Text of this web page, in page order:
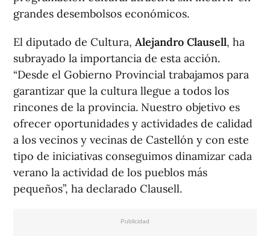
grandes desembolsos económicos.
El diputado de Cultura, Alejandro Clausell, ha
subrayado la importancia de esta acción.
“Desde el Gobierno Provincial trabajamos para
garantizar que la cultura llegue a todos los
rincones de la provincia. Nuestro objetivo es
ofrecer oportunidades y actividades de calidad
a los vecinos y vecinas de Castellón y con este
tipo de iniciativas conseguimos dinamizar cada
verano la actividad de los pueblos más
pequeños”, ha declarado Clausell.